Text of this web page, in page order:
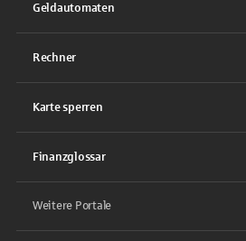
Geldautomaten
Rechner
Karte sperren
Finanzglossar
Weitere Portale